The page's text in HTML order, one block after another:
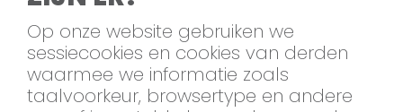
Op onze website gebruiken we
sessiecookies en cookies van derden
waarmee we informatie zoals
taalvoorkeur, browsertype en andere